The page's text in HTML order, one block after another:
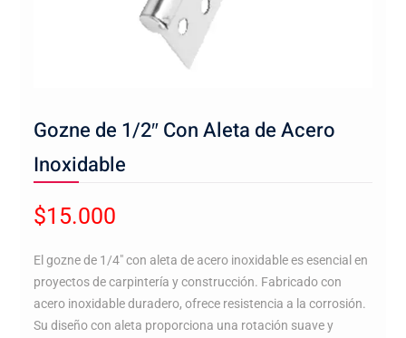
Gozne de 1/2″ Con Aleta de Acero
Inoxidable
$15.000
El gozne de 1/4″ con aleta de acero inoxidable es esencial en
proyectos de carpintería y construcción. Fabricado con
acero inoxidable duradero, ofrece resistencia a la corrosión.
Su diseño con aleta proporciona una rotación suave y